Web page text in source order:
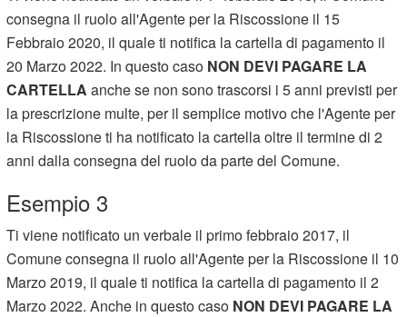
consegna il ruolo all'Agente per la Riscossione il 15
Febbraio 2020, il quale ti notifica la cartella di pagamento il
20 Marzo 2022. In questo caso NON DEVI PAGARE LA
CARTELLA anche se non sono trascorsi i 5 anni previsti per
la prescrizione multe, per il semplice motivo che l'Agente per
la Riscossione ti ha notificato la cartella oltre il termine di 2
anni dalla consegna del ruolo da parte del Comune.
Esempio 3
Ti viene notificato un verbale il primo febbraio 2017, il
Comune consegna il ruolo all'Agente per la Riscossione il 10
Marzo 2019, il quale ti notifica la cartella di pagamento il 2
Marzo 2022. Anche in questo caso NON DEVI PAGARE LA